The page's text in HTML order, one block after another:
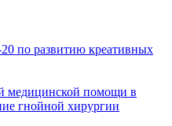
по развитию креативных
медицинской помощи в
гнойной хирургии